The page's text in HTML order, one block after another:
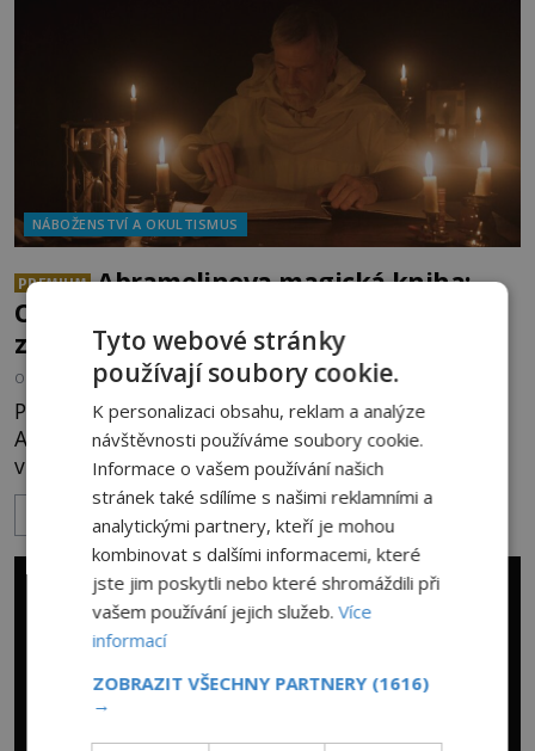
NÁBOŽENSTVÍ A OKULTISMUS
PREMIUM Abramelinova magická kniha:
Obsahuje mocná kabalistická
zaříkávadla?
OD ANDREA ŠULCOVÁ 22.7.2026 3.5TIS
Prostorná studovna židovského vzdělance
Abrahama z Wormsu je napěchovaná až po strop
vzácnými spisy. Vousatý učenec sedí za stolem a
před sebou má rozložený jeden z nejzáhadnějších
magických textů. Jde o Abramelinův grimoár, který
sám sepsal. Skutečně do něj zaznamenal mocná
kouzla, jak si někteří myslí, nebo jde o pouhou
pověru? Už šest měsíců pobývá
ZOBRAZIT VÍCE
Tyto webové stránky
používají soubory cookie.
K personalizaci obsahu, reklam a analýze
návštěvnosti používáme soubory cookie.
Informace o vašem používání našich
stránek také sdílíme s našimi reklamními a
analytickými partnery, kteří je mohou
kombinovat s dalšími informacemi, které
jste jim poskytli nebo které shromáždili při
vašem používání jejich služeb.Více
informací
ZOBRAZIT VŠECHNY PARTNERY (1616)
→